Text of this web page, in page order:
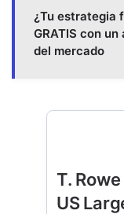
¿Tu estrategia
GRATIS con
del mercado
T.
US